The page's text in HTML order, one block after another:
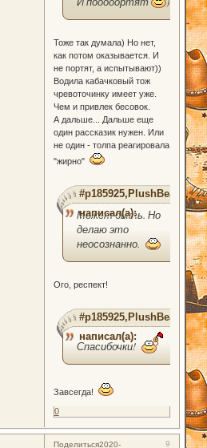
Тоже так думала) Но нет,
как потом оказывается. И
не портят, а испытывают))
Водила кабачковый тож
чревоточинку имеет уже.
Чем и привлек бесовок.
А дальше... Дальше еще
один рассказик нужен. Или
не один - толпа реагировала
"жирно"
#p185925,PlushBear
написал(а):
Может быть. Но
делаю это
неосознанно.
Ого, респект!
#p185925,PlushBear
написал(а):
Спасибочки!
Завсегда!
0
Поделиться 9
2020-